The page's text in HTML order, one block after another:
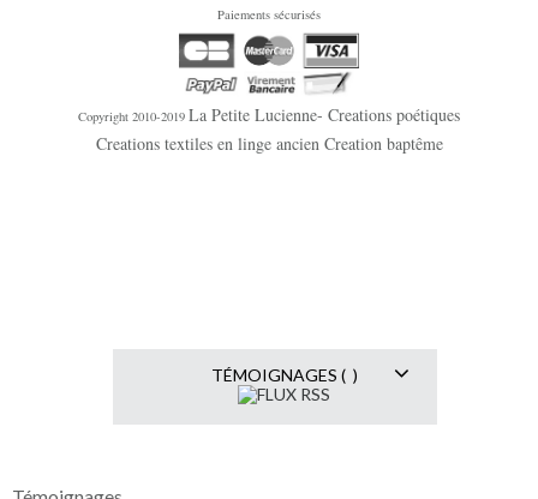
Paiements sécurisés
Copyright 2010-2019 La Petite Lucienne- Creations poétiques
Creations textiles en linge ancien Creation baptême
TÉMOIGNAGES ( )